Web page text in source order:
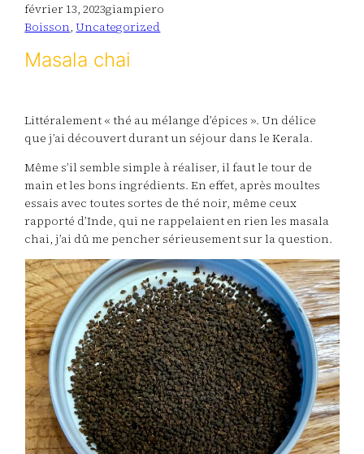
février 13, 2023giampiero
Boisson, Uncategorized
Masala chai
Littéralement « thé au mélange d’épices ». Un délice
que j’ai découvert durant un séjour dans le Kerala.
Même s’il semble simple à réaliser, il faut le tour de
main et les bons ingrédients. En effet, après moultes
essais avec toutes sortes de thé noir, même ceux
rapporté d’Inde, qui ne rappelaient en rien les masala
chai, j’ai dû me pencher sérieusement sur la question.